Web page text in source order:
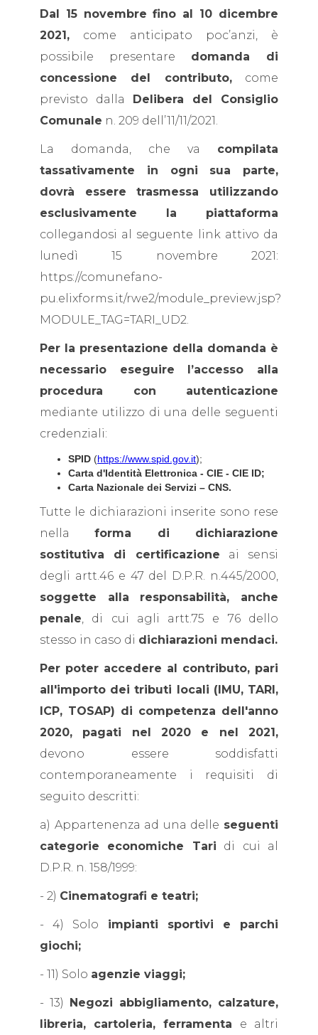
Dal 15 novembre fino al 10 dicembre
2021, come anticipato poc’anzi, è
possibile presentare domanda di
concessione del contributo,come
previsto dalla Delibera del Consiglio
Comunale n. 209 dell’11/11/2021.
La domanda, che va compilata
tassativamente in ogni sua parte,
dovrà essere trasmessa utilizzando
esclusivamente la piattaforma
collegandosi al seguente link attivo da
lunedì 15 novembre 2021:
https://comunefano-
pu.elixforms.it/rwe2/module_preview.jsp?
MODULE_TAG=TARI_UD2.
Per la presentazione della domanda è
necessario eseguire l’accesso alla
procedura con autenticazione
mediante utilizzo di una delle seguenti
credenziali:
SPID (https://www.spid.gov.it);
Carta d'Identità Elettronica - CIE - CIE ID;
Carta Nazionale dei Servizi – CNS.
Tutte le dichiarazioni inserite sono rese
nellaforma di dichiarazione
sostitutiva di certificazione ai sensi
degli artt.46 e 47 del D.P.R. n.445/2000,
soggette alla responsabilità, anche
penale, di cui agli artt.75 e 76 dello
stesso in caso di dichiarazioni mendaci.
Per poter accedere al contributo, pari
all'importo dei tributi locali (IMU, TARI,
ICP, TOSAP) di competenza dell'anno
2020, pagati nel 2020 e nel 2021,
devono essere soddisfatti
contemporaneamente i requisiti di
seguito descritti:
a) Appartenenza ad una delle seguenti
categorie economiche Tari di cui al
D.P.R. n. 158/1999:
- 2) Cinematografi e teatri;
- 4) Solo impianti sportivi e parchi
giochi;
- 11) Solo agenzie viaggi;
- 13) Negozi abbigliamento, calzature,
libreria, cartoleria, ferramenta e altri